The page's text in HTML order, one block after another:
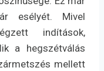
esélyét. Mivel
indítások,
a hegszétválás
mellett